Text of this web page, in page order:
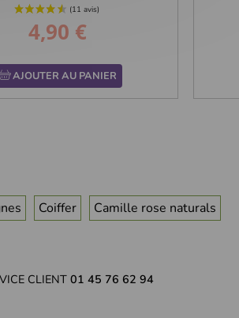
Prix
4,90 €
AJOUTER AU PANIER
Coiffer Camille rose naturals
CLIENT01 45 76 62 94